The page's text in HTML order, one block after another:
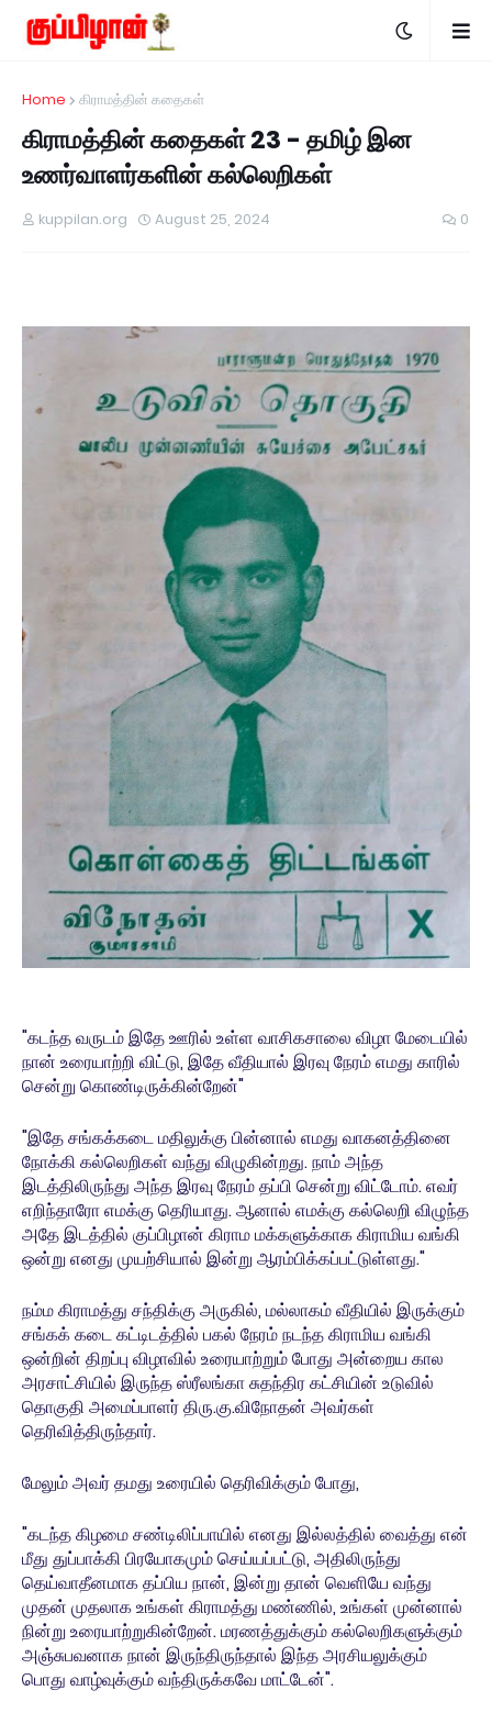
Home கிராமத்தின் கதைகள்
கிராமத்தின் கதைகள் 23 - தமிழ் இன
உணர்வாளர்களின் கல்லெறிகள்
kuppilan.org August 25, 2024 0
"கடந்த வருடம் இதே ஊரில் உள்ள வாசிகசாலை விழா மேடையில்
நான் உரையாற்றி விட்டு, இதே வீதியால் இரவு நேரம் எமது காரில்
சென்று கொண்டிருக்கின்றேன்"
"இதே சங்கக்கடை மதிலுக்கு பின்னால் எமது வாகனத்தினை
நோக்கி கல்லெறிகள் வந்து விழுகின்றது. நாம் அந்த
இடத்திலிருந்து அந்த இரவு நேரம் தப்பி சென்று விட்டோம். எவர்
எறிந்தாரோ எமக்கு தெரியாது. ஆனால் எமக்கு கல்லெறி விழுந்த
அதே இடத்தில் குப்பிழான் கிராம மக்களுக்காக கிராமிய வங்கி
ஒன்று எனது முயற்சியால் இன்று ஆரம்பிக்கப்பட்டுள்ளது."
நம்ம கிராமத்து சந்திக்கு அருகில், மல்லாகம் வீதியில் இருக்கும்
சங்கக் கடை கட்டிடத்தில் பகல் நேரம் நடந்த கிராமிய வங்கி
ஒன்றின் திறப்பு விழாவில் உரையாற்றும் போது அன்றைய கால
அரசாட்சியில் இருந்த ஸ்ரீலங்கா சுதந்திர கட்சியின் உடுவில்
தொகுதி அமைப்பாளர் திரு.கு.விநோதன் அவர்கள்
தெரிவித்திருந்தார்.
மேலும் அவர் தமது உரையில் தெரிவிக்கும் போது,
"கடந்த கிழமை சண்டிலிப்பாயில் எனது இல்லத்தில் வைத்து என்
மீது துப்பாக்கி பிரயோகமும் செய்யப்பட்டு, அதிலிருந்து
தெய்வாதீனமாக தப்பிய நான், இன்று தான் வெளியே வந்து
முதன் முதலாக உங்கள் கிராமத்து மண்ணில், உங்கள் முன்னால்
நின்று உரையாற்றுகின்றேன். மரணத்துக்கும் கல்லெறிகளுக்கும்
அஞ்சுபவனாக நான் இருந்திருந்தால் இந்த அரசியலுக்கும்
பொது வாழ்வுக்கும் வந்திருக்கவே மாட்டேன்".